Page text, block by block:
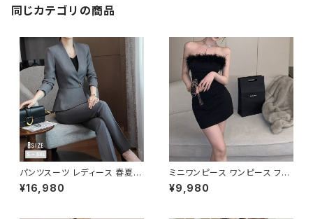
同じカテゴリの商品
パンツスーツ レディース 春夏
秋冬 春 夏 秋 冬 黒 紺 スーツ
上下セット 2点セット ジャケット
¥16,980
ミニワンピース ワンピース フェ
ザーデザイン タイトワンピース
チューブトップ レディース 春夏
¥9,980